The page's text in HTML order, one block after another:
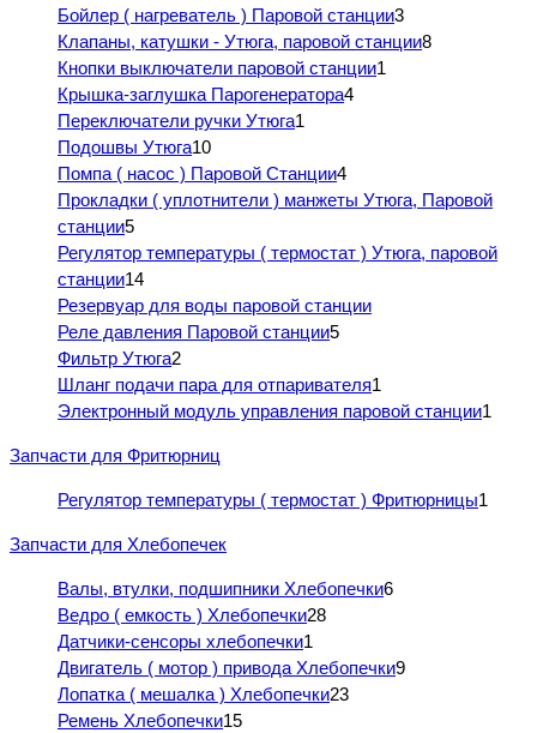
Бойлер ( нагреватель ) Паровой станции3
Клапаны, катушки - Утюга, паровой станции8
Кнопки выключатели паровой станции1
Крышка-заглушка Парогенератора4
Переключатели ручки Утюга1
Подошвы Утюга10
Помпа ( насос ) Паровой Станции4
Прокладки ( уплотнители ) манжеты Утюга, Паровой
станции5
Регулятор температуры ( термостат ) Утюга, паровой
станции14
Резервуар для воды паровой станции
Реле давления Паровой станции5
Фильтр Утюга2
Шланг подачи пара для отпаривателя1
Электронный модуль управления паровой станции1
Запчасти для Фритюрниц
Регулятор температуры ( термостат ) Фритюрницы1
Запчасти для Хлебопечек
Валы, втулки, подшипники Хлебопечки6
Ведро ( емкость ) Хлебопечки28
Датчики-сенсоры хлебопечки1
Двигатель ( мотор ) привода Хлебопечки9
Лопатка ( мешалка ) Хлебопечки23
Ремень Хлебопечки15